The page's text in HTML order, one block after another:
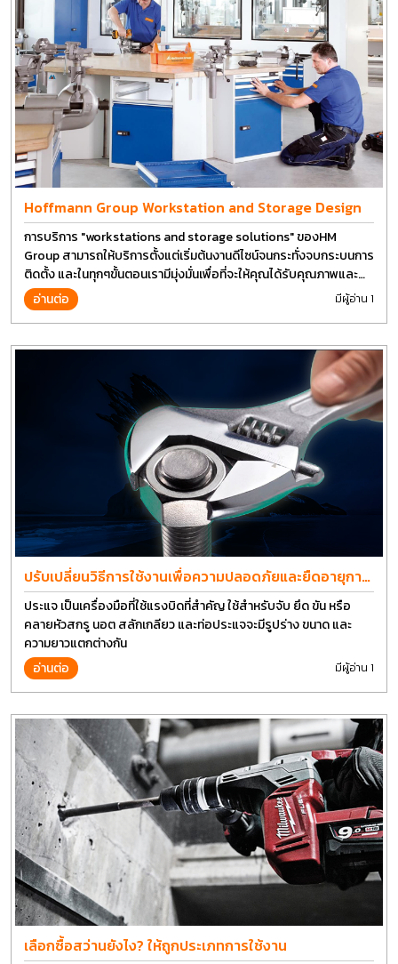
Hoffmann Group Workstation and Storage Design
การบริการ "workstations and storage solutions" ของHM
Group สามารถให้บริการตั้งแต่เริ่มต้นงานดีไซน์จนกระทั่งจบกระบนการ
ติดตั้ง และในทุกๆขั้นตอนเรามีมุ่งมั่นเพื่อที่จะให้คุณได้รับคุณภาพและ
การที่งานที่ดีที่สุด บนต้นทุนที่ดีที่สุดเช่นกัน
อ่านต่อ มีผู้อ่าน 1
ปรับเปลี่ยนวิธีการใช้งานเพื่อความปลอดภัยและยืดอายุการ
ใช้งานประแจได้อีกนาน
ประแจ เป็นเครื่องมือที่ใช้แรงบิดที่สำคัญ ใช้สำหรับจับ ยึด ขัน หรือ
คลายหัวสกรู นอต สลักเกลียว และท่อประแจจะมีรูปร่าง ขนาด และ
ความยาวแตกต่างกัน
อ่านต่อ
มีผู้อ่าน 1
เลือกซื้อสว่านยังไง? ให้ถูกประเภทการใช้งาน